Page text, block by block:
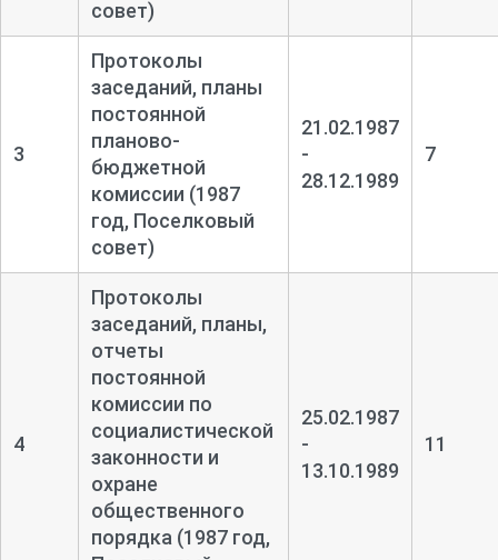
совет)
3
Протоколы
заседаний, планы
постоянной
планово-
бюджетной
комиссии (1987
год, Поселковый
совет)
21.02.1987
-
28.12.1989
7
4
Протоколы
заседаний, планы,
отчеты
постоянной
комиссии по
социалистической
законности и
охране
общественного
порядка (1987 год,
25.02.1987
-
13.10.1989
11